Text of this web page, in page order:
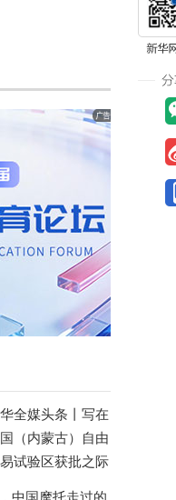
全媒头条丨 写在
（内蒙古）自由
试验区获批之际
中国摩托走过的